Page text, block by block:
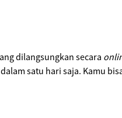
dilangsungkan secara
satu hari saja. Kamu